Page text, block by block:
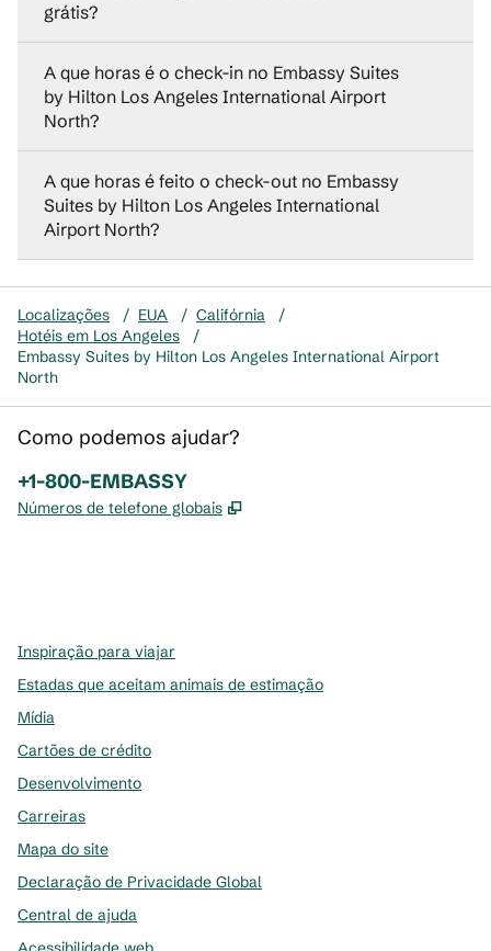
grátis?
A que horas é o check-in no Embassy Suites
by Hilton Los Angeles International Airport
North?
A que horas é feito o check-out no Embassy
Suites by Hilton Los Angeles International
Airport North?
Localizações / EUA / Califórnia
/
Hotéis em Los Angeles
/
Embassy Suites by Hilton Los Angeles International Airport
North
Como podemos ajudar?
Telefone:
+1-800-EMBASSY
Números de telefone globais ,
Inspiração para viajar
Estadas que aceitam animais de estimação
Mídia
Cartões de crédito
Desenvolvimento
Carreiras
Mapa do site
Declaração de Privacidade Global
Central de ajuda